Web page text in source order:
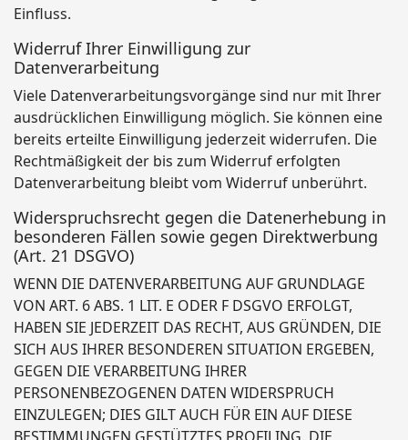
Einfluss.
Widerruf Ihrer Einwilligung zur
Datenverarbeitung
Viele Datenverarbeitungsvorgänge sind nur mit Ihrer
ausdrücklichen Einwilligung möglich. Sie können eine
bereits erteilte Einwilligung jederzeit widerrufen. Die
Rechtmäßigkeit der bis zum Widerruf erfolgten
Datenverarbeitung bleibt vom Widerruf unberührt.
Widerspruchsrecht gegen die Datenerhebung in
besonderen Fällen sowie gegen Direktwerbung
(Art. 21 DSGVO)
WENN DIE DATENVERARBEITUNG AUF GRUNDLAGE
VON ART. 6 ABS. 1 LIT. E ODER F DSGVO ERFOLGT,
HABEN SIE JEDERZEIT DAS RECHT, AUS GRÜNDEN, DIE
SICH AUS IHRER BESONDEREN SITUATION ERGEBEN,
GEGEN DIE VERARBEITUNG IHRER
PERSONENBEZOGENEN DATEN WIDERSPRUCH
EINZULEGEN; DIES GILT AUCH FÜR EIN AUF DIESE